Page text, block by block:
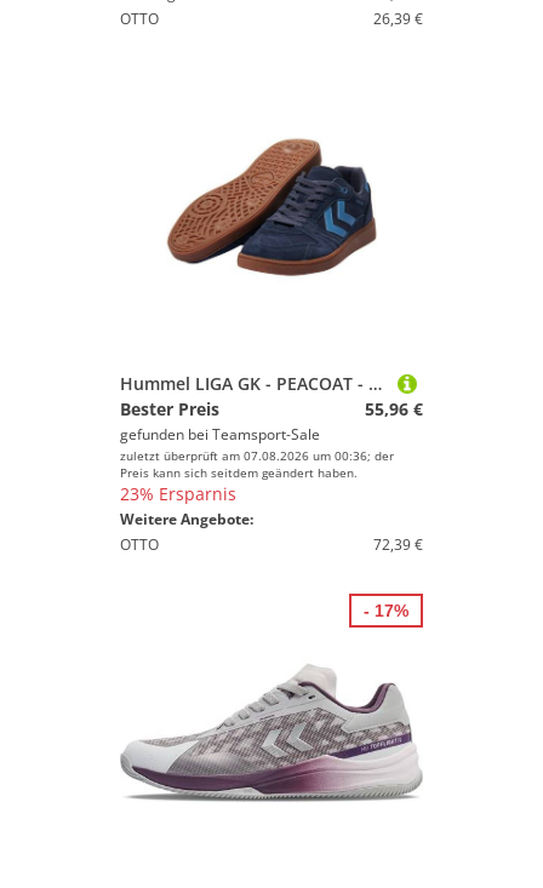
OTTO
26,39 €
Hummel LIGA GK - PEACOAT - 44
Bester Preis
55,96 €
gefunden bei Teamsport-Sale
zuletzt überprüft am 07.08.2026 um 00:36; der
Preis kann sich seitdem geändert haben.
23% Ersparnis
Weitere Angebote:
OTTO
72,39 €
- 17%